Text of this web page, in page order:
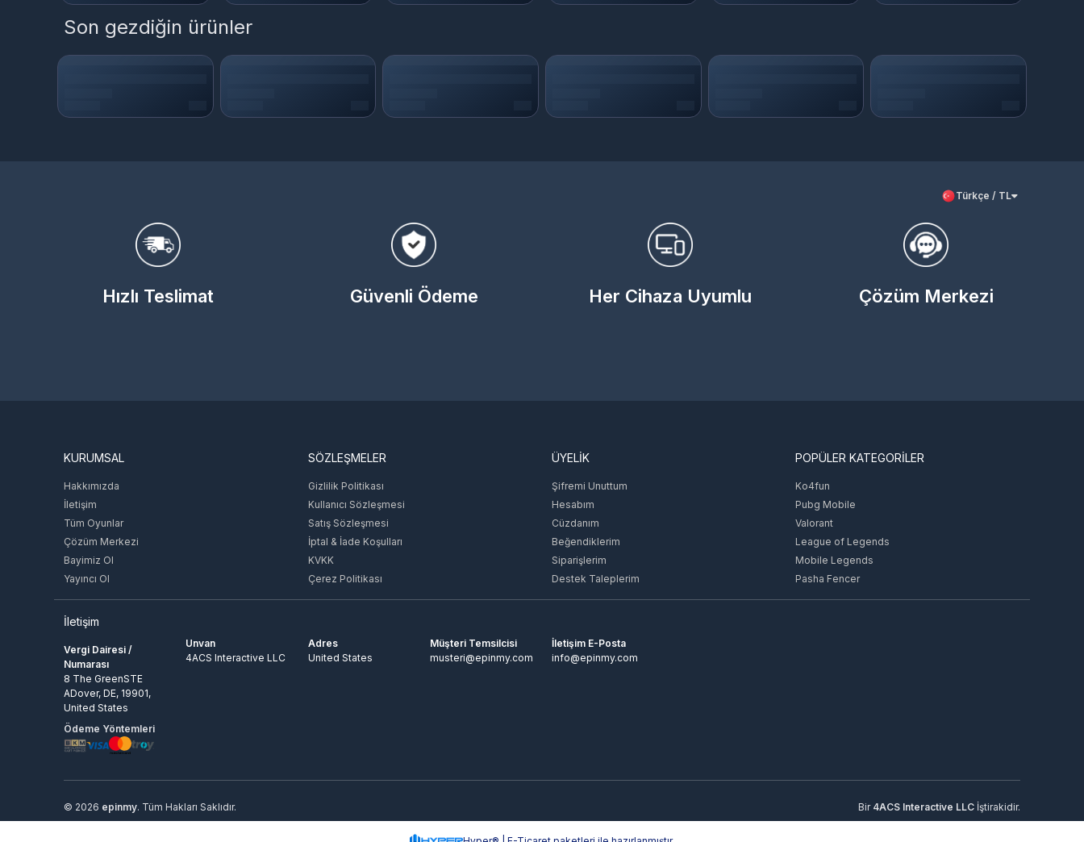
Son gezdiğin ürünler
Türkçe / TL
Hızlı Teslimat Güvenli Ödeme Her Cihaza Uyumlu Çözüm Merkezi
KURUMSAL
Hakkımızda
İletişim
Tüm Oyunlar
Çözüm Merkezi
Bayimiz Ol
Yayıncı Ol
SÖZLEŞMELER
Gizlilik Politikası
Kullanıcı Sözleşmesi
Satış Sözleşmesi
İptal & İade Koşulları
KVKK
Çerez Politikası
ÜYELİK
Şifremi Unuttum
Hesabım
Cüzdanım
Beğendiklerim
Siparişlerim
Destek Taleplerim
POPÜLER KATEGORİLER
Ko4fun
Pubg Mobile
Valorant
League of Legends
Mobile Legends
Pasha Fencer
İletişim
Vergi Dairesi /
Numarası
8 The GreenSTE
ADover, DE, 19901,
United States
Unvan
4ACS Interactive LLC
Adres
United States
Müşteri Temsilcisi
musteri@epinmy.com
İletişim E-Posta
info@epinmy.com
Ödeme Yöntemleri
© 2026 epinmy. Tüm Hakları Saklıdır. Bir 4ACS Interactive LLCİştirakidir.